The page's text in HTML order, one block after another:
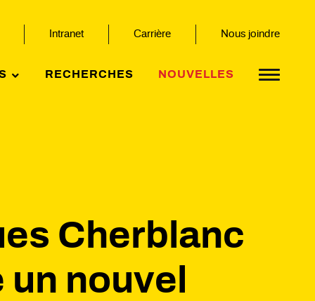
Intranet Carrière Nous joindre
RECHERCHES NOUVELLES
Cherblanc
nouvel